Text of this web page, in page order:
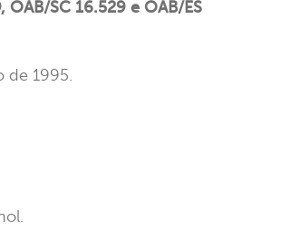
OAB/SC 16.529 e OAB/ES
de 1995.